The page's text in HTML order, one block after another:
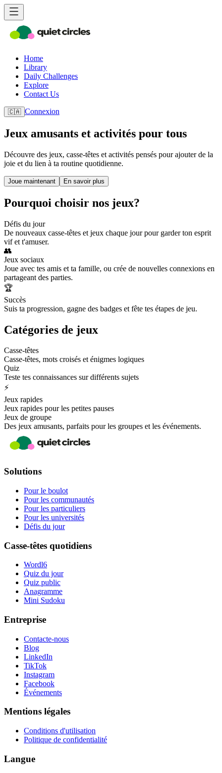
Home
Library
Daily Challenges
Explore
Contact Us
🇨🇦 Connexion
Jeux amusants et activités pour tous
Découvre des jeux, casse-têtes et activités pensés pour ajouter de la
joie et du lien à ta routine quotidienne.
Joue maintenant En savoir plus
Pourquoi choisir nos jeux?
Défis du jour
De nouveaux casse-têtes et jeux chaque jour pour garder ton esprit
vif et t'amuser.
👥
Jeux sociaux
Joue avec tes amis et ta famille, ou crée de nouvelles connexions en
partageant des parties.
🏆
Succès
Suis ta progression, gagne des badges et fête tes étapes de jeu.
Catégories de jeux
Casse-têtes
Casse-têtes, mots croisés et énigmes logiques
Quiz
Teste tes connaissances sur différents sujets
⚡
Jeux rapides
Jeux rapides pour les petites pauses
Jeux de groupe
Des jeux amusants, parfaits pour les groupes et les événements.
Solutions
Pour le boulot
Pour les communautés
Pour les particuliers
Pour les universités
Défis du jour
Casse-têtes quotidiens
Wordl6
Quiz du jour
Quiz public
Anagramme
Mini Sudoku
Entreprise
Contacte-nous
Blog
LinkedIn
TikTok
Instagram
Facebook
Événements
Mentions légales
Conditions d'utilisation
Politique de confidentialité
Langue